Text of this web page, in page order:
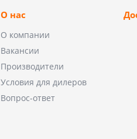
О нас
О компании
Вакансии
Производители
Условия для дилеров
Вопрос-ответ